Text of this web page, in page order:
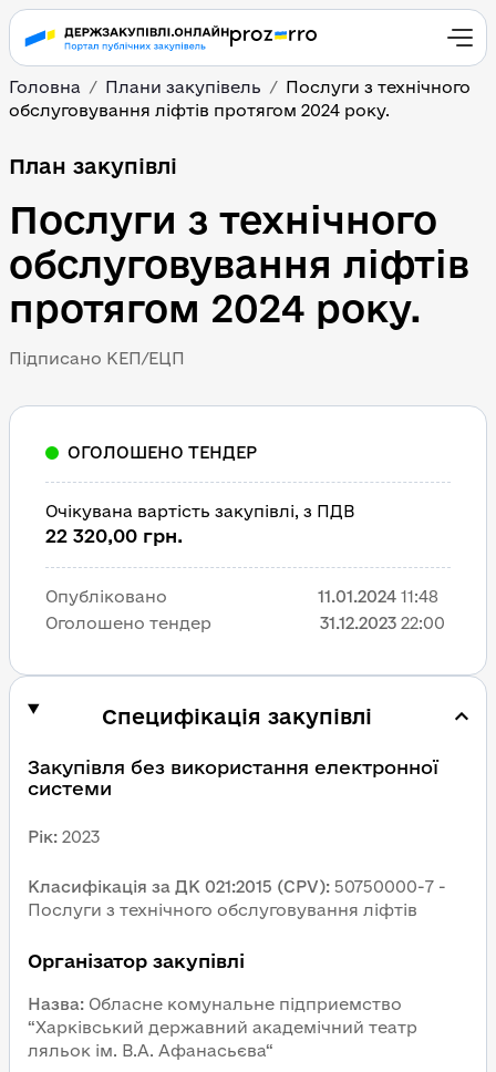
Головна Плани закупівель
Послуги з технічного
обслуговування ліфтів протягом 2024 року.
План закупівлі
Послуги з технічного
обслуговування ліфтів
протягом 2024 року.
Підписано КЕП/ЕЦП
Специфікація закупівлі
Закупівля без використання електронної
системи
Рік: 2023
Класифікація за ДК 021:2015 (CPV): 50750000-7 -
Послуги з технічного обслуговування ліфтів
Організатор закупівлі
Назва: Обласне комунальне підприемство
“Харківський державний академічний театр
ляльок ім. В.А. Афанасьєва“
ОГОЛОШЕНО ТЕНДЕР
Очікувана вартість закупівлі, з ПДВ
22 320,00 грн.
Опубліковано 11.01.2024 11:48
Оголошено тендер
31.12.2023 22:00